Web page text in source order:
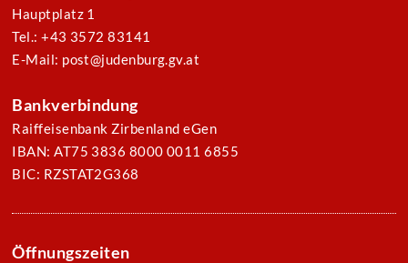
Hauptplatz 1
Tel.: +43 3572 83141
E-Mail: post@judenburg.gv.at
Bankverbindung
Raiffeisenbank Zirbenland eGen
IBAN: AT75 3836 8000 0011 6855
BIC: RZSTAT2G368
Öffnungszeiten